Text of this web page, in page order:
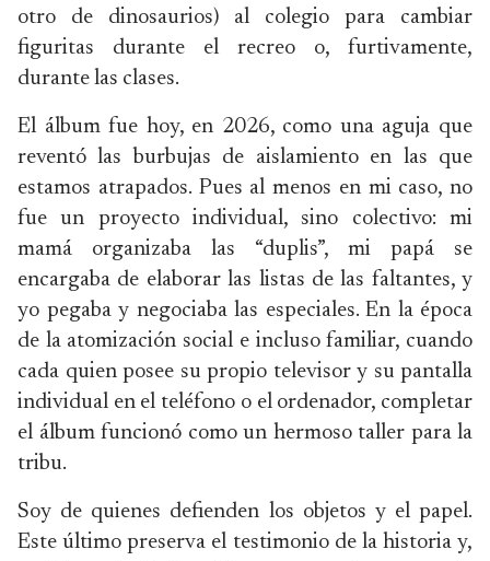
otro de dinosaurios) al colegio para cambiar
figuritas durante el recreo o, furtivamente,
durante las clases.
El álbum fue hoy, en 2026, como una aguja que
reventó las burbujas de aislamiento en las que
estamos atrapados. Pues al menos en mi caso, no
fue un proyecto individual, sino colectivo: mi
mamá organizaba las “duplis”, mi papá se
encargaba de elaborar las listas de las faltantes, y
yo pegaba y negociaba las especiales. En la época
de la atomización social e incluso familiar, cuando
cada quien posee su propio televisor y su pantalla
individual en el teléfono o el ordenador, completar
el álbum funcionó como un hermoso taller para la
tribu.
Soy de quienes defienden los objetos y el papel.
Este último preserva el testimonio de la historia y,